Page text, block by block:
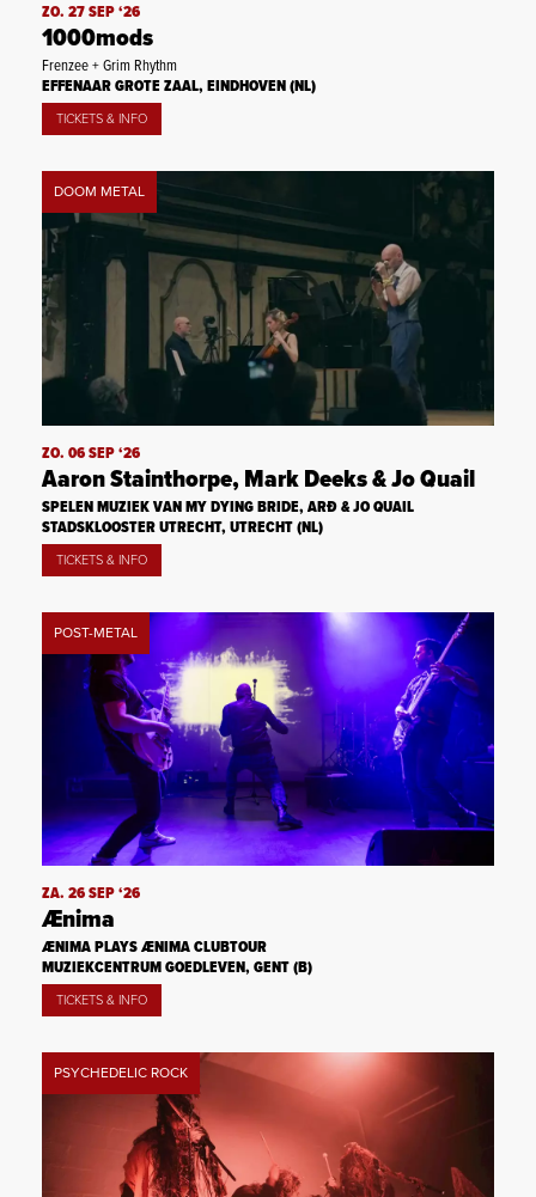
ZO. 27 SEP ‘26
1000mods
Frenzee + Grim Rhythm
EFFENAAR GROTE ZAAL, EINDHOVEN (NL)
TICKETS & INFO
DOOM METAL
ZO. 06 SEP ‘26
Aaron Stainthorpe, Mark Deeks & Jo Quail
SPELEN MUZIEK VAN MY DYING BRIDE, ARÐ & JO QUAIL
STADSKLOOSTER UTRECHT, UTRECHT (NL)
TICKETS & INFO
POST-METAL
ZA. 26 SEP ‘26
Ænima
ÆNIMA PLAYS ÆNIMA CLUBTOUR
MUZIEKCENTRUM GOEDLEVEN, GENT (B)
TICKETS & INFO
PSYCHEDELIC ROCK